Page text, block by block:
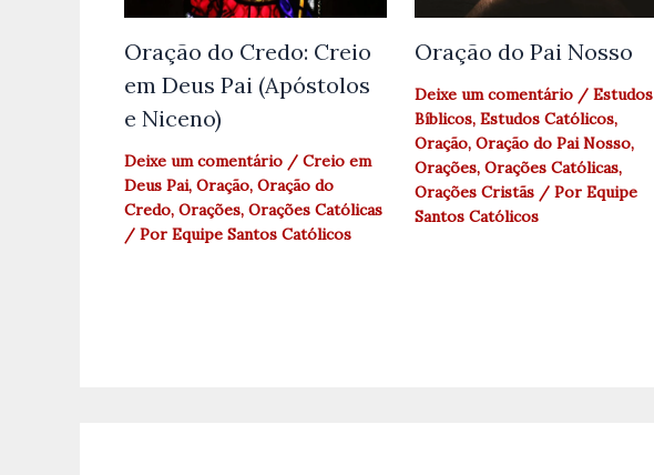
Oração do Credo: Creio
em Deus Pai (Apóstolos
e Niceno)
Deixe um comentário / Creio em
Deus Pai, Oração, Oração do
Credo, Orações, Orações Católicas
/ Por Equipe Santos Católicos
Oração do Pai Nosso
Deixe um comentário / Estudos
Bíblicos, Estudos Católicos,
Oração, Oração do Pai Nosso,
Orações, Orações Católicas,
Orações Cristãs/ Por Equipe
Santos Católicos